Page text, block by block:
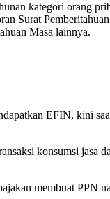
kategori orang
Surat
Masa lainnya.
EFIN, kini
konsumsi
membuat PPN